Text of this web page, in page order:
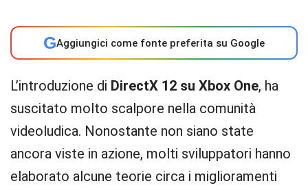
GAggiungici come fonte preferita su Google
L’introduzione di DirectX 12 su Xbox One, ha
suscitato molto scalpore nella comunità
videoludica. Nonostante non siano state
ancora viste in azione, molti sviluppatori hanno
elaborato alcune teorie circa i miglioramenti